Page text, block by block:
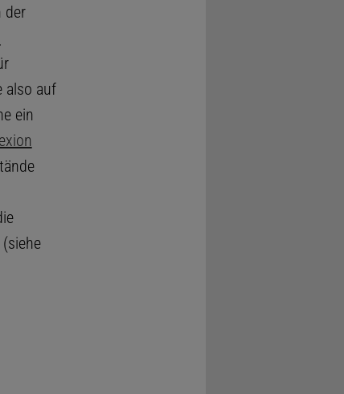
der
also auf
ein